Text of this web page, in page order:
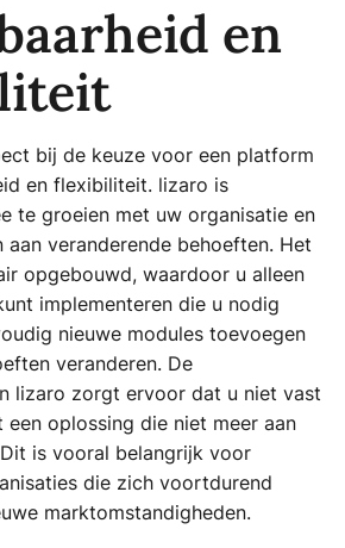
en
bij de keuze voor een platform
en flexibiliteit. lizaro is
te groeien met uw organisatie en
aan veranderende behoeften. Het
opgebouwd, waardoor u alleen
implementeren die u nodig
nieuwe modules toevoegen
veranderen. De
lizaro zorgt ervoor dat u niet vast
oplossing die niet meer aan
is vooral belangrijk voor
die zich voortdurend
marktomstandigheden.